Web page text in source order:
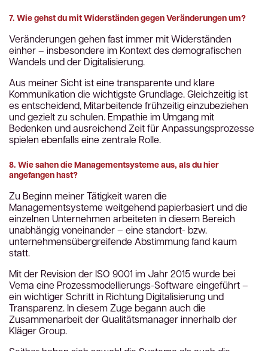
7. Wie gehst du mit Widerständen gegen Veränderungen um?
Veränderungen gehen fast immer mit Widerständen
einher – insbesondere im Kontext des demografischen
Wandels und der Digitalisierung.
Aus meiner Sicht ist eine transparente und klare
Kommunikation die wichtigste Grundlage. Gleichzeitig ist
es entscheidend, Mitarbeitende frühzeitig einzubeziehen
und gezielt zu schulen. Empathie im Umgang mit
Bedenken und ausreichend Zeit für Anpassungsprozesse
spielen ebenfalls eine zentrale Rolle.
8. Wie sahen die Managementsysteme aus, als du hier
angefangen hast?
Zu Beginn meiner Tätigkeit waren die
Managementsysteme weitgehend papierbasiert und die
einzelnen Unternehmen arbeiteten in diesem Bereich
unabhängig voneinander – eine standort- bzw.
unternehmensübergreifende Abstimmung fand kaum
statt.
Mit der Revision der ISO 9001 im Jahr 2015 wurde bei
Vema eine Prozessmodellierungs-Software eingeführt –
ein wichtiger Schritt in Richtung Digitalisierung und
Transparenz. In diesem Zuge begann auch die
Zusammenarbeit der Qualitätsmanager innerhalb der
Kläger Group.